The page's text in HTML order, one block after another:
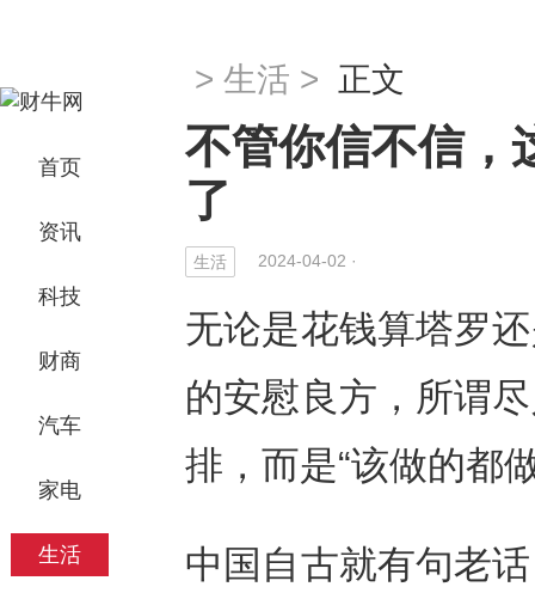
首页
资讯
科技
财商
汽车
家电
生活
> 生活 > 正文
不管你信不信，
了
生活 2024-04-02 ·
无论是花钱算塔罗
的安慰良方，所谓
排，而是“该做的都
中国自古就有句老